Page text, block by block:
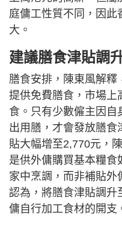
庭傭工性質不同，因此
大。
建議膳食津貼調
膳食安排，陳東風解釋
提供免費膳食，市場上
食。只有少數僱主因
出用膳，才會發放膳
貼大幅增至2,770元，
是供外傭購買基本糧食
家中烹調，而非補貼
認為，將膳食津貼調升
傭自行加工食材的開支